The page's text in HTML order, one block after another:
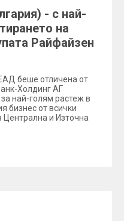
- с най-
на
Райфайзен
беше отличена от
Холдинг АГ
най-голям растеж в
бизнес от всички
Централна и Източна